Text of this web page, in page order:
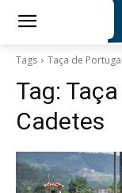
Tags Taça de
Tag:
Cadetes